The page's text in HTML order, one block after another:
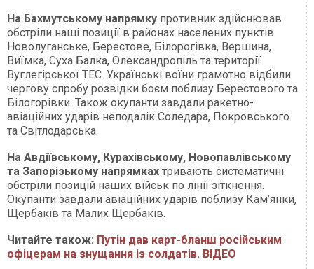
На Бахмутському напрямку противник здійснював
обстріли наші позиції в районах населених пунктів
Новолуганське, Берестове, Білорогівка, Вершина,
Виїмка, Суха Балка, Олександропіль та території
Вуглегірської ТЕС. Українські воїни грамотно відбили
чергову спробу розвідки боєм поблизу Берестового та
Білогорівки. Також окупанти завдали ракетно-
авіаційних ударів неподалік Соледара, Покровського
та Світлодарська.
На Авдіївському, Курахівському, Новопавлівському
та Запорізькому напрямках тривають систематичні
обстріли позицій наших військ по лінії зіткнення.
Окупанти завдали авіаційних ударів поблизу Кам’янки,
Щербаків та Малих Щербаків.
Читайте також: Путін дав карт-бланш російським
офіцерам на знущання із солдатів. ВІДЕО